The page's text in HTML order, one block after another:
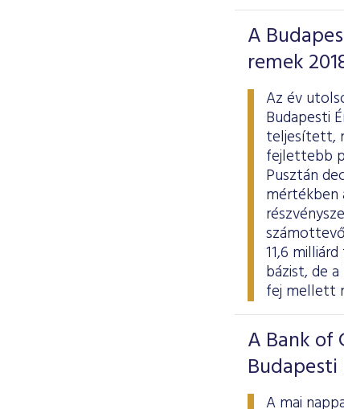
A
remek
Az év
Budapesti
teljesített,
fejlettebb
Pusztán
mértékben
11,6
bázist, de
fej mellett
A Bank of
A mai